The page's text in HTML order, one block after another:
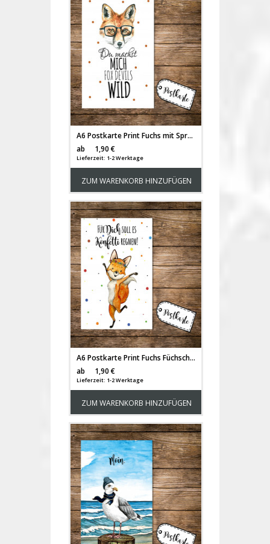
A6 Postkarte Print Fuchs mit Spruch Du machst mich fox devils wild pk02
ab
1,90 €
Lieferzeit: 1-2 Werktage
ZUM WARENKORB HINZUFÜGEN
A6 Postkarte Print Fuchs Füchschen Spruch Für Dich soll es Konfetti regnen Karte Grußkarte Punkte pk251
ab
1,90 €
Lieferzeit: 1-2 Werktage
ZUM WARENKORB HINZUFÜGEN